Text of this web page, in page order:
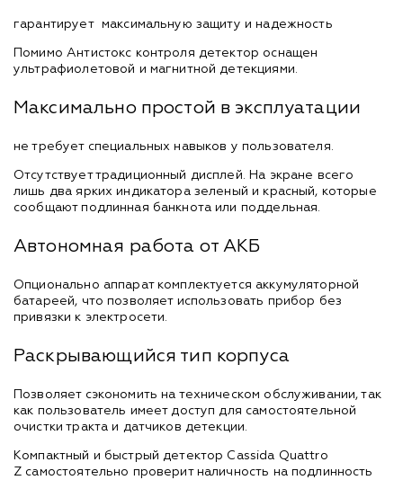
гарантирует максимальную защиту и надежность
Помимо Антистокс контроля детектор оснащен
ультрафиолетовой и магнитной детекциями.
Максимально простой в эксплуатации
не требует специальных навыков у пользователя.
Отсутствует традиционный дисплей. На экране всего
лишь два ярких индикатора зеленый и красный, которые
сообщают подлинная банкнота или поддельная.
Автономная работа от АКБ
Опционально аппарат комплектуется аккумуляторной
батареей, что позволяет использовать прибор без
привязки к электросети.
Раскрывающийся тип корпуса
Позволяет сэкономить на техническом обслуживании, так
как пользователь имеет доступ для самостоятельной
очистки тракта и датчиков детекции.
Компактный и быстрый детектор Cassida Quattro
Z самостоятельно проверит наличность на подлинность